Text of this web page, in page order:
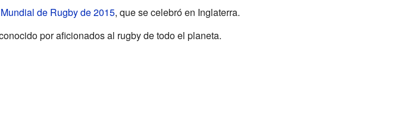
de Rugby de 2015, que se celebró en Inglaterra.
por aficionados al rugby de todo el planeta.